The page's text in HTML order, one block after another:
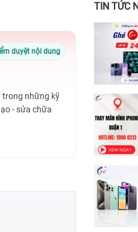
duyệt nội dung
trong những kỹ
- sửa chữa
TIN TỨC